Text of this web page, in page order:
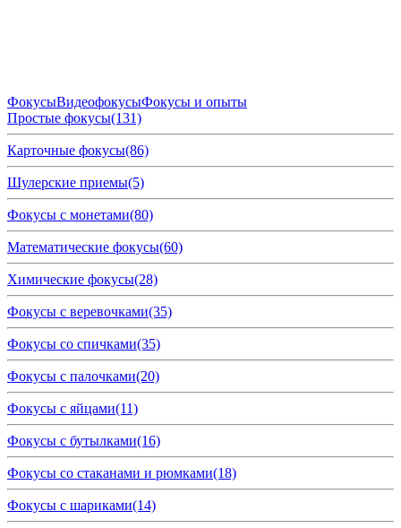
ФокусыВидеофокусыФокусы и опыты
Простые фокусы(131)
Карточные фокусы(86)
Шулерские приемы(5)
Фокусы с монетами(80)
Математические фокусы(60)
Химические фокусы(28)
Фокусы с веревочками(35)
Фокусы со спичками(35)
Фокусы с палочками(20)
Фокусы с яйцами(11)
Фокусы с бутылками(16)
Фокусы со стаканами и рюмками(18)
Фокусы с шариками(14)